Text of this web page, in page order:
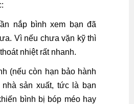
nắp bình xem bạn đã
Vì nếu chưa vặn kỹ thì
nhiệt rất nhanh.
(nếu còn hạn bảo hành
sản xuất, tức là bạn
bình bị bóp méo hay